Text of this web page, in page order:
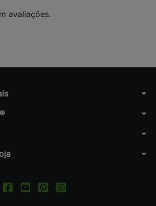
avaliações.
arrow_drop_down
arrow_drop_down
arrow_drop_down
arrow_drop_down